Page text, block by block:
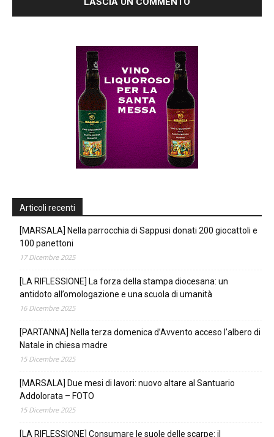
Articoli recenti
[MARSALA] Nella parrocchia di Sappusi donati 200 giocattoli e
100 panettoni
17 Dicembre 2025
[LA RIFLESSIONE] La forza della stampa diocesana: un
antidoto all’omologazione e una scuola di umanità
16 Dicembre 2025
[PARTANNA] Nella terza domenica d’Avvento acceso l’albero di
Natale in chiesa madre
15 Dicembre 2025
[MARSALA] Due mesi di lavori: nuovo altare al Santuario
Addolorata – FOTO
15 Dicembre 2025
[LA RIFLESSIONE] Consumare le suole delle scarpe: il